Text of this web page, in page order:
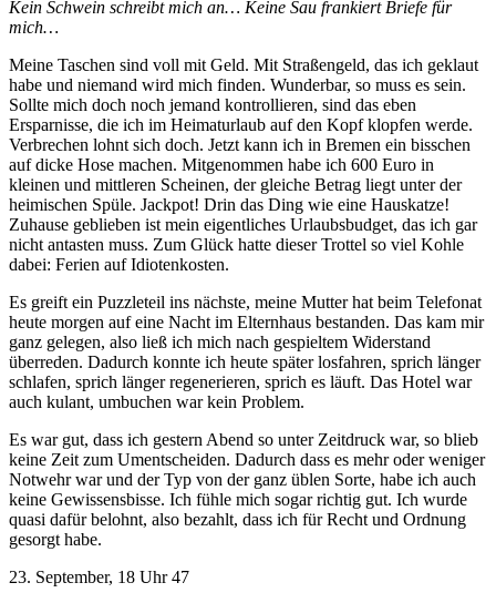
Kein Schwein schreibt mich an… Keine Sau frankiert Briefe für
mich…
Meine Taschen sind voll mit Geld. Mit Straßengeld, das ich geklaut
habe und niemand wird mich finden. Wunderbar, so muss es sein.
Sollte mich doch noch jemand kontrollieren, sind das eben
Ersparnisse, die ich im Heimaturlaub auf den Kopf klopfen werde.
Verbrechen lohnt sich doch. Jetzt kann ich in Bremen ein bisschen
auf dicke Hose machen. Mitgenommen habe ich 600 Euro in
kleinen und mittleren Scheinen, der gleiche Betrag liegt unter der
heimischen Spüle. Jackpot! Drin das Ding wie eine Hauskatze!
Zuhause geblieben ist mein eigentliches Urlaubsbudget, das ich gar
nicht antasten muss. Zum Glück hatte dieser Trottel so viel Kohle
dabei: Ferien auf Idiotenkosten.
Es greift ein Puzzleteil ins nächste, meine Mutter hat beim Telefonat
heute morgen auf eine Nacht im Elternhaus bestanden. Das kam mir
ganz gelegen, also ließ ich mich nach gespieltem Widerstand
überreden. Dadurch konnte ich heute später losfahren, sprich länger
schlafen, sprich länger regenerieren, sprich es läuft. Das Hotel war
auch kulant, umbuchen war kein Problem.
Es war gut, dass ich gestern Abend so unter Zeitdruck war, so blieb
keine Zeit zum Umentscheiden. Dadurch dass es mehr oder weniger
Notwehr war und der Typ von der ganz üblen Sorte, habe ich auch
keine Gewissensbisse. Ich fühle mich sogar richtig gut. Ich wurde
quasi dafür belohnt, also bezahlt, dass ich für Recht und Ordnung
gesorgt habe.
23. September, 18 Uhr 47